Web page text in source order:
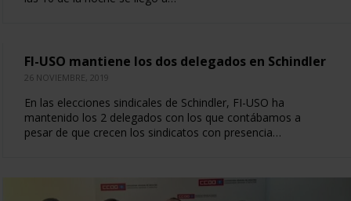
FI-USO mantiene los dos delegados en Schindler
26 NOVIEMBRE, 2019
En las elecciones sindicales de Schindler, FI-USO ha
mantenido los 2 delegados con los que contábamos a
pesar de que crecen los sindicatos con presencia…